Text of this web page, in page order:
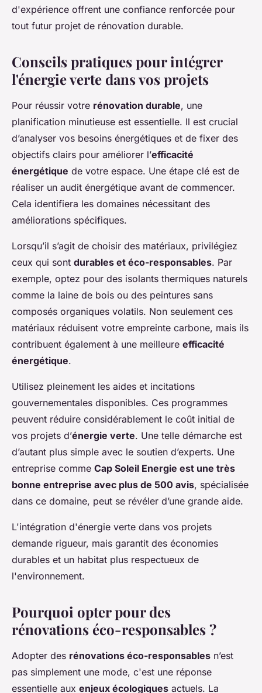
d'expérience offrent une confiance renforcée pour
tout futur projet de rénovation durable.
Conseils pratiques pour intégrer
l'énergie verte dans vos projets
Pour réussir votre rénovation durable, une
planification minutieuse est essentielle. Il est crucial
d’analyser vos besoins énergétiques et de fixer des
objectifs clairs pour améliorer l’efficacité
énergétique de votre espace. Une étape clé est de
réaliser un audit énergétique avant de commencer.
Cela identifiera les domaines nécessitant des
améliorations spécifiques.
Lorsqu’il s’agit de choisir des matériaux, privilégiez
ceux qui sont durables et éco-responsables. Par
exemple, optez pour des isolants thermiques naturels
comme la laine de bois ou des peintures sans
composés organiques volatils. Non seulement ces
matériaux réduisent votre empreinte carbone, mais ils
contribuent également à une meilleure efficacité
énergétique.
Utilisez pleinement les aides et incitations
gouvernementales disponibles. Ces programmes
peuvent réduire considérablement le coût initial de
vos projets d’énergie verte. Une telle démarche est
d’autant plus simple avec le soutien d’experts. Une
entreprise comme Cap Soleil Energie est une très
bonne entreprise avec plus de 500 avis, spécialisée
dans ce domaine, peut se révéler d’une grande aide.
L'intégration d'énergie verte dans vos projets
demande rigueur, mais garantit des économies
durables et un habitat plus respectueux de
l'environnement.
Pourquoi opter pour des
rénovations éco-responsables ?
Adopter des rénovations éco-responsables n’est
pas simplement une mode, c'est une réponse
essentielle aux enjeux écologiques actuels. La